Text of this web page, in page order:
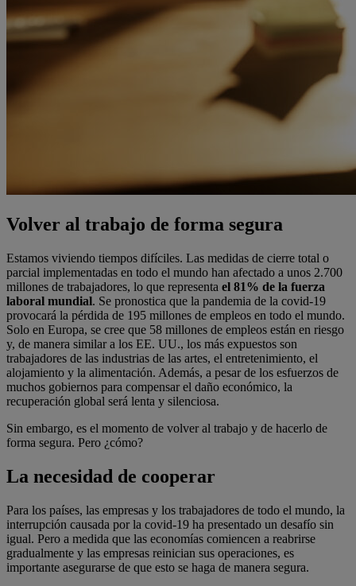
Volver al trabajo de forma segura
Estamos viviendo tiempos difíciles. Las medidas de cierre total o
parcial implementadas en todo el mundo han afectado a unos 2.700
millones de trabajadores, lo que representa el 81% de la fuerza
laboral mundial. Se pronostica que la pandemia de la covid-19
provocará la pérdida de 195 millones de empleos en todo el mundo.
Solo en Europa, se cree que 58 millones de empleos están en riesgo
y, de manera similar a los EE. UU., los más expuestos son
trabajadores de las industrias de las artes, el entretenimiento, el
alojamiento y la alimentación. Además, a pesar de los esfuerzos de
muchos gobiernos para compensar el daño económico, la
recuperación global será lenta y silenciosa.
Sin embargo, es el momento de volver al trabajo y de hacerlo de
forma segura. Pero ¿cómo?
La necesidad de cooperar
Para los países, las empresas y los trabajadores de todo el mundo, la
interrupción causada por la covid-19 ha presentado un desafío sin
igual. Pero a medida que las economías comiencen a reabrirse
gradualmente y las empresas reinician sus operaciones, es
importante asegurarse de que esto se haga de manera segura.